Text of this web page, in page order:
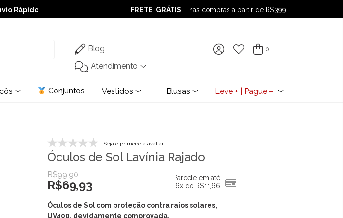
Rápido
– Até 60% OFF
FRETE GRÁTIS – nas compras a partir de R$399
FRETE GRÁTIS– nas compras a partir de R$399
Blog
Atendimento
0
Conjuntos Vestidos Blusas Leve + | Pague –
Seja o primeiro a avaliar
Óculos de Sol Lavínia Rajado
R$99,90
R$69,93
Parcele em até
6x de R$11,66
Óculos de Sol com proteção contra raios solares,
UV400, devidamente comprovada.